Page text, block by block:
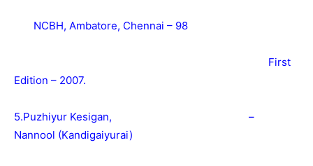
NCBH, Ambatore, Chennai – 98
First
Edition – 2007.
5.Puzhiyur Kesigan, –
Nannool (Kandigaiyurai)